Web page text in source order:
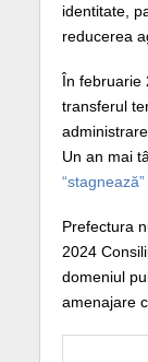
identitate,
reducerea
În februarie
transferul
Un an mai
“stagnează”
Prefectura
2024
domeniul
amenajare